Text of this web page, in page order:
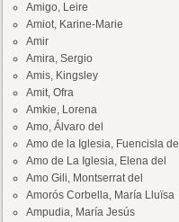
Amigo, Leire
Amiot, Karine-Marie
Amir
Amira, Sergio
Amis, Kingsley
Amit, Ofra
Amkie, Lorena
Amo, Álvaro del
Amo de la Iglesia, Fuencisla del
Amo de La Iglesia, Elena del
Amo Gili, Montserrat del
Amorós Corbella, María Lluïsa
Ampudia, María Jesús